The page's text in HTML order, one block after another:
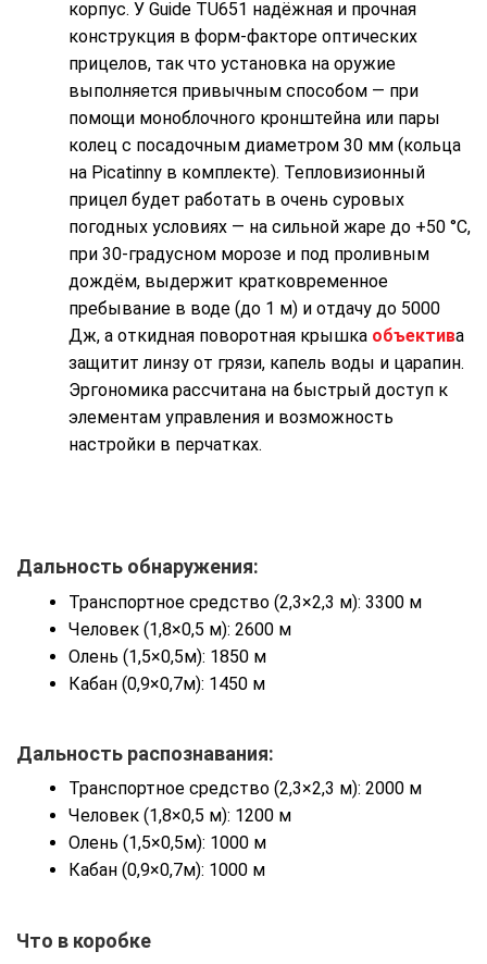
корпус. У Guide TU651 надёжная и прочная
конструкция в форм-факторе оптических
прицелов, так что установка на оружие
выполняется привычным способом — при
помощи моноблочного кронштейна или пары
колец с посадочным диаметром 30 мм (кольца
на Picatinny в комплекте). Тепловизионный
прицел будет работать в очень суровых
погодных условиях — на сильной жаре до +50 °C,
при 30-градусном морозе и под проливным
дождём, выдержит кратковременное
пребывание в воде (до 1 м) и отдачу до 5000
Дж, а откидная поворотная крышка объектива
защитит линзу от грязи, капель воды и царапин.
Эргономика рассчитана на быстрый доступ к
элементам управления и возможность
настройки в перчатках.
Дальность обнаружения:
Транспортное средство (2,3×2,3 м): 3300 м
Человек (1,8×0,5 м): 2600 м
Олень (1,5×0,5м): 1850 м
Кабан (0,9×0,7м): 1450 м
Дальность распознавания:
Транспортное средство (2,3×2,3 м): 2000 м
Человек (1,8×0,5 м): 1200 м
Олень (1,5×0,5м): 1000 м
Кабан (0,9×0,7м): 1000 м
Что в коробке